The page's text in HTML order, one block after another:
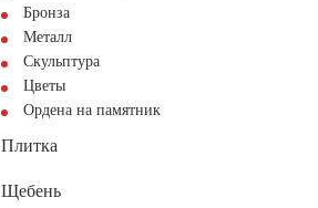
Бронза
Металл
Скульптура
Цветы
Ордена на памятник
Плитка
Щебень